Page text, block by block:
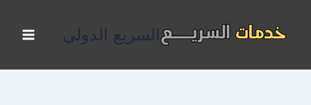
المحتوى
السريع الدولي